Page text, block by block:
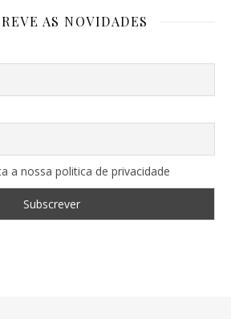
AS NOVIDADES
a nossa politica de privacidade